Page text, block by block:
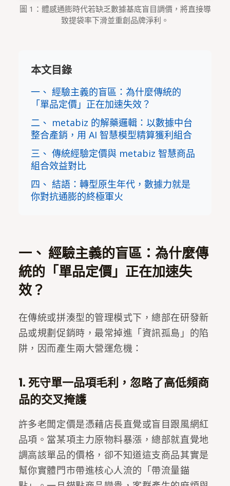
圖 1：體感通膨時代若缺乏數據基底盲目調價，將直接導
致提袋率下滑並重創品牌淨利。
本文目錄
一、 經驗主義的盲區：為什麼傳統的
「單品定價」正在加速失效？
二、 metabiz 的解藥邏輯：以數據中台
整合產銷，用 AI 智慧模型精算獲利組合
三、 傳統經驗定價與 metabiz 智慧商品
組合效益對比
四、 結語：轉型原生年代，數據力就是
你對抗通膨的終極軍火
一、 經驗主義的盲區：為什麼傳
統的「單品定價」正在加速失
效？
在傳統或拼湊型的管理模式下，總部在研發新
品或規劃促銷時，最常掉進「資訊孤島」的陷
阱，因而產生兩大營運危機：
1. 死守單一品項毛利，忽略了高低頻商
品的交叉掩護
許多老闆定價是憑藉店長直覺或盲目跟風網紅
品項。當某項主力原物料暴漲，總部就直覺地
調高該單品的價格，卻不知道這支商品其實是
幫你實體門市帶進核心人流的「帶流量錨